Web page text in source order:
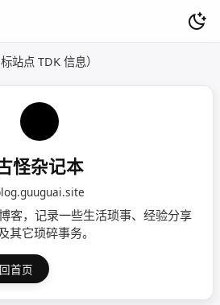
站点 TDK 信息）
怪杂记本
客，记录一些生活琐事、经验分享
其它琐碎事务。
首页